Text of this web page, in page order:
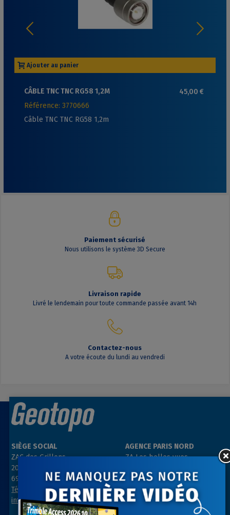
Ajouter au panier
CÂBLE TNC TNC RG58 1,2M 45,00 €
Référence: 3770666
Câble TNC TNC RG58 1,2m
Paiement sécurisé
Nous utilisons le système 3D Secure
Livraison rapide
Livré le lendemain pour toute commande passée avant 14h
Contactez-nous
A votre écoute du lundi au vendredi
SIÈGE SOCIAL
ZAC des Grillons
208, rue de l’Ancienne Distillerie
69400 GLEIZÉ
Tél : 04 74 69 94 00
info@geotopo.fr
AGENCE PARIS NORD
ZA Les belles vues
91290 ARPAJON
Tél : 01 64 55 11 80
contact@geotopo.fr